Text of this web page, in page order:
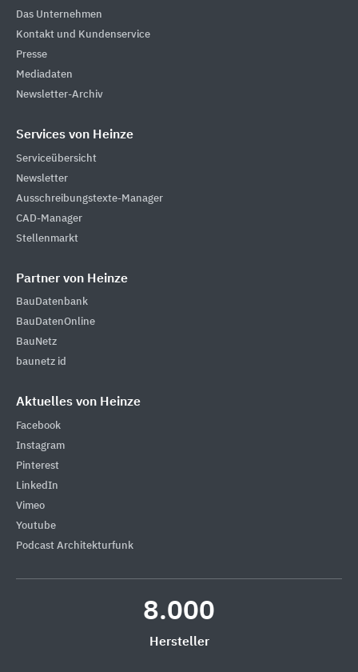
Das Unternehmen
Kontakt und Kundenservice
Presse
Mediadaten
Newsletter-Archiv
Services von Heinze
Serviceübersicht
Newsletter
Ausschreibungstexte-Manager
CAD-Manager
Stellenmarkt
Partner von Heinze
BauDatenbank
BauDatenOnline
BauNetz
baunetz id
Aktuelles von Heinze
Facebook
Instagram
Pinterest
LinkedIn
Vimeo
Youtube
Podcast Architekturfunk
8.000
Hersteller